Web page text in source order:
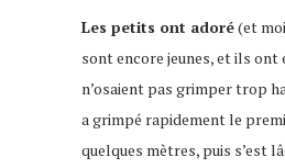
Les petits ont adoré(et
sont encore jeunes, et ils ont
n’osaient pas grimper trop
a grimpé rapidement le
quelques mètres, puis s’est